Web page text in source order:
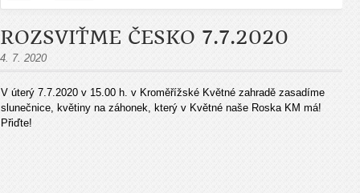
ROZSVIŤME ČESKO 7.7.2020
4. 7. 2020
V úterý 7.7.2020 v 15.00 h. v Kroměřížské Květné zahradě zasadíme
slunečnice, květiny na záhonek, který v Květné naše Roska KM má!
Přiďte!